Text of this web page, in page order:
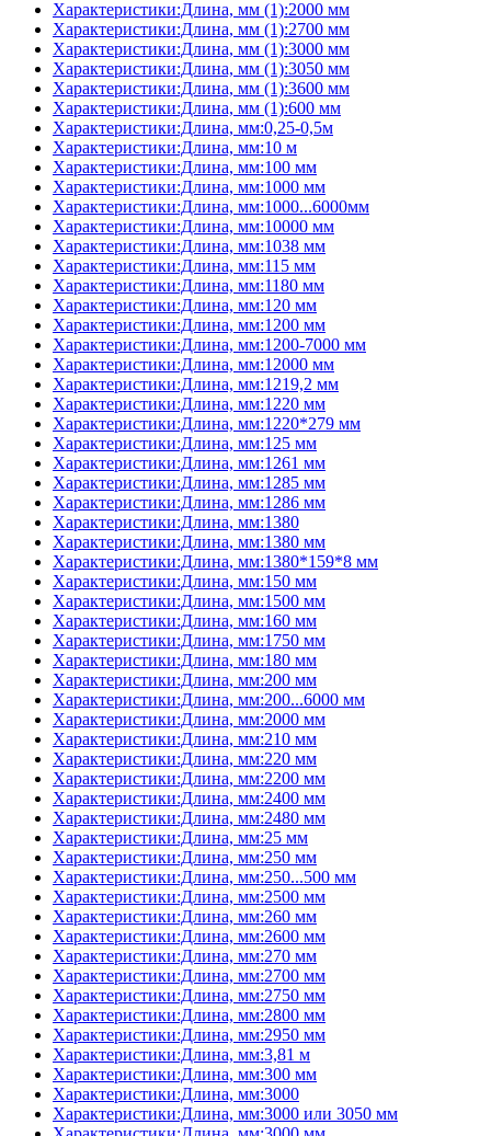
Характеристики:Длина, мм (1):2000 мм
Характеристики:Длина, мм (1):2700 мм
Характеристики:Длина, мм (1):3000 мм
Характеристики:Длина, мм (1):3050 мм
Характеристики:Длина, мм (1):3600 мм
Характеристики:Длина, мм (1):600 мм
Характеристики:Длина, мм:0,25-0,5м
Характеристики:Длина, мм:10 м
Характеристики:Длина, мм:100 мм
Характеристики:Длина, мм:1000 мм
Характеристики:Длина, мм:1000...6000мм
Характеристики:Длина, мм:10000 мм
Характеристики:Длина, мм:1038 мм
Характеристики:Длина, мм:115 мм
Характеристики:Длина, мм:1180 мм
Характеристики:Длина, мм:120 мм
Характеристики:Длина, мм:1200 мм
Характеристики:Длина, мм:1200-7000 мм
Характеристики:Длина, мм:12000 мм
Характеристики:Длина, мм:1219,2 мм
Характеристики:Длина, мм:1220 мм
Характеристики:Длина, мм:1220*279 мм
Характеристики:Длина, мм:125 мм
Характеристики:Длина, мм:1261 мм
Характеристики:Длина, мм:1285 мм
Характеристики:Длина, мм:1286 мм
Характеристики:Длина, мм:1380
Характеристики:Длина, мм:1380 мм
Характеристики:Длина, мм:1380*159*8 мм
Характеристики:Длина, мм:150 мм
Характеристики:Длина, мм:1500 мм
Характеристики:Длина, мм:160 мм
Характеристики:Длина, мм:1750 мм
Характеристики:Длина, мм:180 мм
Характеристики:Длина, мм:200 мм
Характеристики:Длина, мм:200...6000 мм
Характеристики:Длина, мм:2000 мм
Характеристики:Длина, мм:210 мм
Характеристики:Длина, мм:220 мм
Характеристики:Длина, мм:2200 мм
Характеристики:Длина, мм:2400 мм
Характеристики:Длина, мм:2480 мм
Характеристики:Длина, мм:25 мм
Характеристики:Длина, мм:250 мм
Характеристики:Длина, мм:250...500 мм
Характеристики:Длина, мм:2500 мм
Характеристики:Длина, мм:260 мм
Характеристики:Длина, мм:2600 мм
Характеристики:Длина, мм:270 мм
Характеристики:Длина, мм:2700 мм
Характеристики:Длина, мм:2750 мм
Характеристики:Длина, мм:2800 мм
Характеристики:Длина, мм:2950 мм
Характеристики:Длина, мм:3,81 м
Характеристики:Длина, мм:300 мм
Характеристики:Длина, мм:3000
Характеристики:Длина, мм:3000 или 3050 мм